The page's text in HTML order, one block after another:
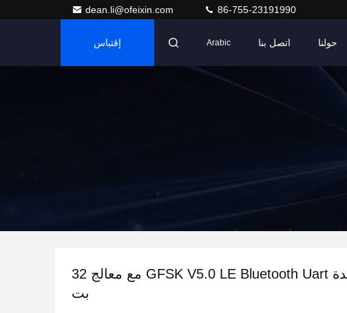
dean.li@ofeixin.com 86-755-23191990
حولنا اتصل بنا Arabic إقتباس
وحدة GFSK V5.0 LE Bluetooth Uart مع معالج 32
بت